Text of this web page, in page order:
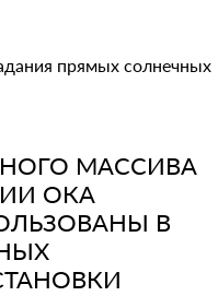
прямых солнечных
МАССИВА
ОКА
В